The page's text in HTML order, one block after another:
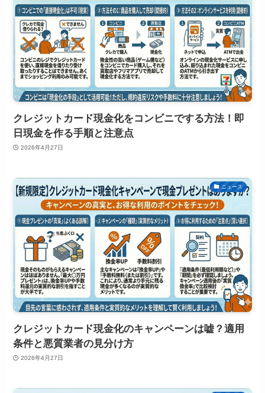
クレジットカード現金化をコンビニでする方法！即
日現金を作る手順と注意点
2026年4月27日
ニュース
クレジットカード現金化のキャンペーンは嘘？適用
条件と悪質業者の見分け方
2026年4月27日